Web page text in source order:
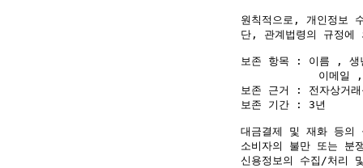
원칙적으로, 개인정보
단, 관계법령의 규정에
보존 항목 : 이름 , 생
이메일 ,
보존 근거 : 전자상거래
보존 기간 : 3년
대금결제 및 재화 등의
소비자의 불만 또는 분